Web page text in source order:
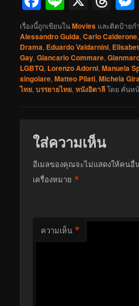
เรื่องนี้ถูกเขียนในMovies และติดป้าย
Alessandro Guida,Carlo Calderone
Drama, Eduardo Valdarnini,
Gay,Giancarlo Commare,
LGBTQ, Lorenzo Adorni,Manuela
singolare,Matteo Pilati,Michela
ไทย,บรรยายไทย,หนังอิตาลีโดย คั่นห
ใส่ความเห็น
อีเมลของคุณจะไม่แสดงให้คนอื่
เครื่องหมาย*
ความเห็น *